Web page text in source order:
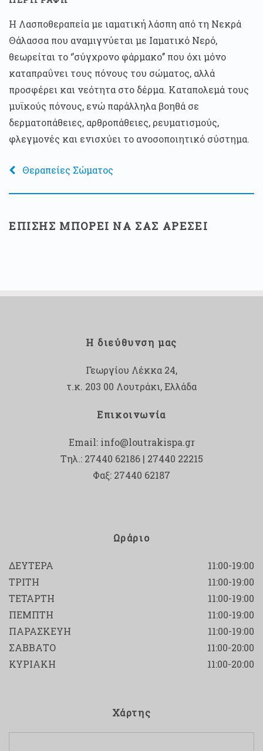
Η Λασποθεραπεία με ιαματική λάσπη από τη Νεκρά
Θάλασσα που αναμιγνύεται με Ιαματικό Νερό,
θεωρείται το ‘’σύγχρονο φάρμακο’’ που όχι μόνο
καταπραΰνει τους πόνους του σώματος, αλλά
προσφέρει και νεότητα στο δέρμα. Καταπολεμά τους
μυϊκούς πόνους, ενώ παράλληλα βοηθά σε
δερματοπάθειες, αρθροπάθειες, ρευματισμούς,
φλεγμονές και ενισχύει το ανοσοποιητικό σύστημα.
Θεραπείες Σώματος
ΕΠΙΣΗΣ ΜΠΟΡΕΙ ΝΑ ΣΑΣ ΑΡΕΣΕΙ
Η διεύθυνση μας
Γεωργίου Λέκκα 24,
τ.κ. 203 00 Λουτράκι, Ελλάδα
Επικοινωνία
Email: info@loutrakispa.gr
Τηλ.: 27440 62186 | 27440 22215
Φαξ: 27440 62187
Ωράριο
ΔΕΥΤΕΡΑ
11:00-19:00
ΤΡΙΤΗ
11:00-19:00
ΤΕΤΑΡΤΗ
11:00-19:00
ΠΕΜΠΤΗ
11:00-19:00
ΠΑΡΑΣΚΕΥΗ
11:00-19:00
ΣΑΒΒΑΤΟ
11:00-20:00
ΚΥΡΙΑΚΗ
11:00-20:00
Χάρτης